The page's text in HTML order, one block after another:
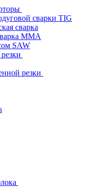
сварки TIG
сварка
MMA
SAW
резки